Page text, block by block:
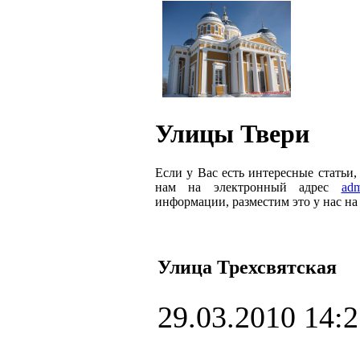
Улицы Твери
Если у Вас есть интересные
нам на электронный адрес
информации, разместим это у нас на
Улица Трехсвятская
29.03.2010